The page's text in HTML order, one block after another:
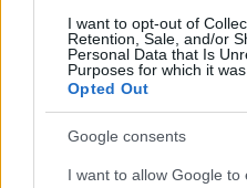
I want to opt-out of
Retention, Sale, and/or
Personal Data that Is
Purposes for which it was
Opted Out
Google consents
I want to allow Google to
pótlásában egyáltalán
ha néhány szalon
információval hirdeti